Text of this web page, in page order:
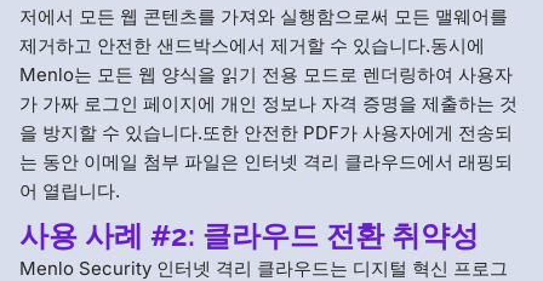
저에서 모든 웹 콘텐츠를 가져와 실행함으로써 모든 맬웨어를
제거하고 안전한 샌드박스에서 제거할 수 있습니다.동시에
Menlo는 모든 웹 양식을 읽기 전용 모드로 렌더링하여 사용자
가 가짜 로그인 페이지에 개인 정보나 자격 증명을 제출하는 것
을 방지할 수 있습니다.또한 안전한 PDF가 사용자에게 전송되
는 동안 이메일 첨부 파일은 인터넷 격리 클라우드에서 래핑되
어 열립니다.
사용 사례 #2: 클라우드 전환 취약성
Menlo Security 인터넷 격리 클라우드는 디지털 혁신 프로그